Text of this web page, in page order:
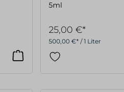
5ml
500,00 €* / 1 Liter
25,00 €*